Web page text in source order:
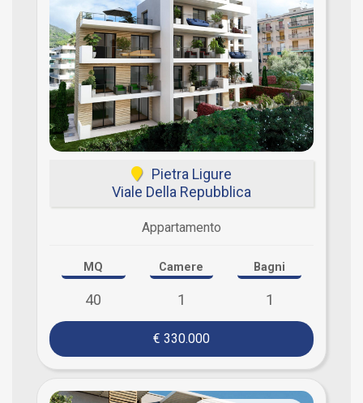
Pietra Ligure
Viale Della Repubblica
Appartamento
MQ
40
Camere
1
Bagni
1
€ 330.000